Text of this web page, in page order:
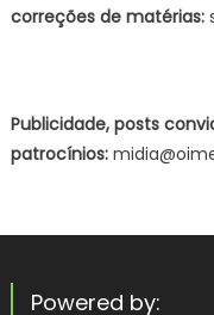
correções de matérias:
Publicidade, posts
patrocínios:
Powered by: